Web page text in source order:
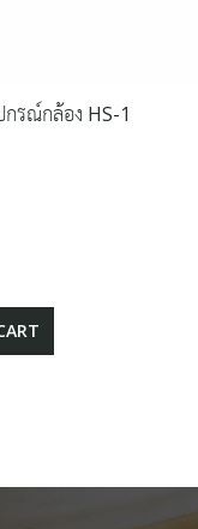
กรณ์กล้อง HS-1